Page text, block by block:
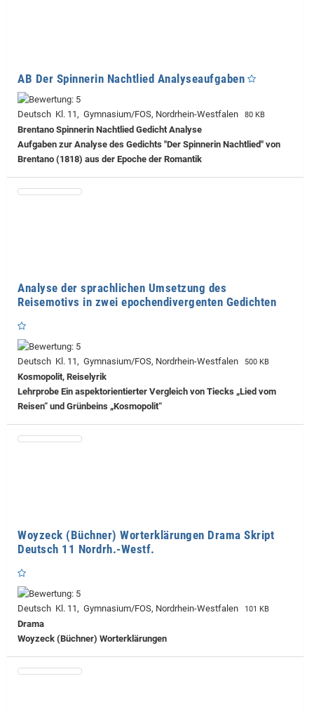
AB Der Spinnerin Nachtlied Analyseaufgaben
Deutsch Kl. 11, Gymnasium/FOS, Nordrhein-Westfalen 80 KB
Brentano Spinnerin Nachtlied Gedicht Analyse
Aufgaben zur Analyse des Gedichts "Der Spinnerin Nachtlied" von
Brentano (1818) aus der Epoche der Romantik
Analyse der sprachlichen Umsetzung des
Reisemotivs in zwei epochendivergenten Gedichten
Deutsch Kl. 11, Gymnasium/FOS, Nordrhein-Westfalen 500 KB
Kosmopolit, Reiselyrik
Lehrprobe Ein aspektorientierter Vergleich von Tiecks „Lied vom
Reisen“ und Grünbeins „Kosmopolit“
Woyzeck (Büchner) Worterklärungen Drama Skript
Deutsch 11 Nordrh.-Westf.
Deutsch Kl. 11, Gymnasium/FOS, Nordrhein-Westfalen 101 KB
Drama
Woyzeck (Büchner) Worterklärungen